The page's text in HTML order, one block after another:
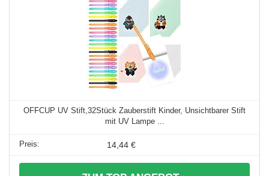
OFFCUP UV Stift,32Stück Zauberstift Kinder, Unsichtbarer Stift
mit UV Lampe ...
14,44 €